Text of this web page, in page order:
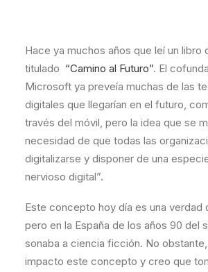
Hace ya muchos años que leí un libro
titulado “Camino al Futuro”. El
Microsoft ya preveía muchas de las
digitales que llegarían en el futuro,
través del móvil, pero la idea que se
necesidad de que todas las
digitalizarse y disponer de una
nervioso digital”.
Este concepto hoy día es una verdad
pero en la España de los años 90 del
sonaba a ciencia ficción. No
impacto este concepto y creo que